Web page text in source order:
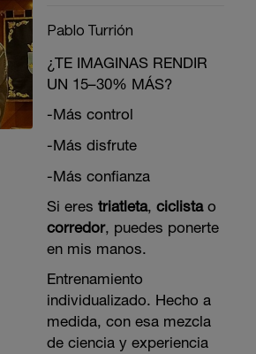
Pablo Turrión
¿TE IMAGINAS RENDIR
UN 15–30% MÁS?
-Más control
-Más disfrute
-Más confianza
Si eres triatleta, ciclistao
corredor, puedes ponerte
en mis manos.
Entrenamiento
individualizado. Hecho a
medida, con esa mezcla
de ciencia y experiencia